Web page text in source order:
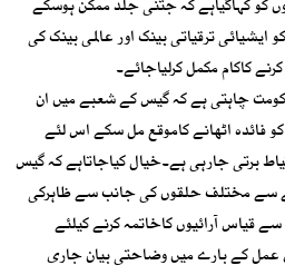
کہاگیاہے کہ جتنی جلد ممکن ہوسکے
ایشیائی ترقیاتی بینک اور عالمی بینک کی
کاکام مکمل کرلیاجائے۔
چاہتی ہے کہ گیس کے شعبے میں ان
فائدہ اٹھانے کاموقع مل سکے اس لئے
برتی جارہی ہے۔خیال کیاجاتاہے کہ گیس
سے مختلف حلقوں کی جانب سے ظاہرکی
قیاس آرائیوں کاخاتمہ کرنے کیلئے
کے بارے میں وضاحتی بیان جاری